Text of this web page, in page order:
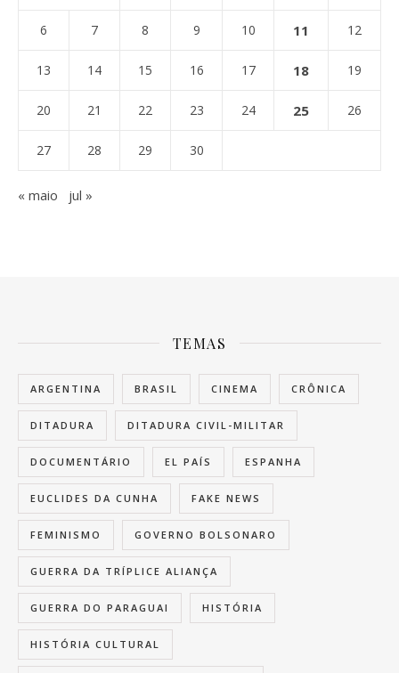
6 7 8 9 10 11 12
13 14 15 16 17 18 19
20 21 22 23 24 25 26
27 28 29 30
« maio jul »
TEMAS
ARGENTINA BRASIL CINEMA CRÔNICA
DITADURA DITADURA CIVIL-MILITAR
DOCUMENTÁRIO EL PAÍS ESPANHA
EUCLIDES DA CUNHA FAKE NEWS
FEMINISMO GOVERNO BOLSONARO
GUERRA DA TRÍPLICE ALIANÇA
GUERRA DO PARAGUAI HISTÓRIA
HISTÓRIA CULTURAL